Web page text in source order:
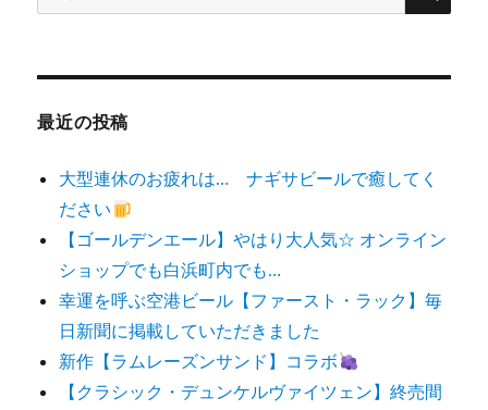
索
象:
最近の投稿
大型連休のお疲れは… ナギサビールで癒してく
ださい
【ゴールデンエール】やはり大人気☆ オンライン
ショップでも白浜町内でも…
幸運を呼ぶ空港ビール【ファースト・ラック】毎
日新聞に掲載していただきました
新作【ラムレーズンサンド】コラボ
【クラシック・デュンケルヴァイツェン】終売間